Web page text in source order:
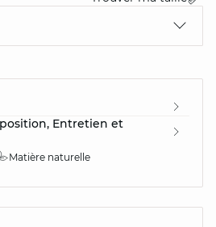
Entretien et
Matière naturelle